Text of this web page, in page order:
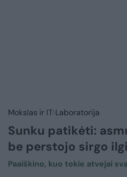
Mokslas ir IT Laboratorija
Sunku patikėti:
be perstojo sirgo
Paaiškino, kuo tokie atvejai